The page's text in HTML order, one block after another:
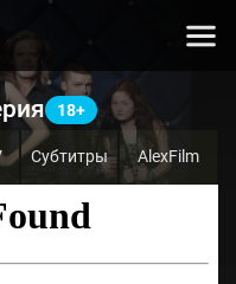
Субтитры AlexFilm